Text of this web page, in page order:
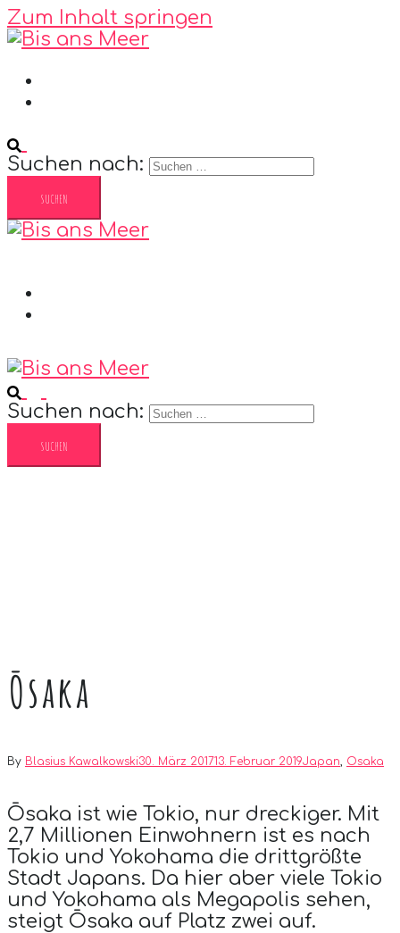
Zum Inhalt springen
Suchen nach:
Suchen nach:
Ōsaka
By Blasius Kawalkowski30. März 201713. Februar 2019Japan Osaka
Ōsaka ist wie Tokio, nur dreckiger. Mit
2,7 Millionen Einwohnern ist es nach
Tokio und Yokohama die drittgrößte
Stadt Japans. Da hier aber viele Tokio
und Yokohama als Megapolis sehen,
steigt Ōsaka auf Platz zwei auf.